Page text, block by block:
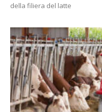
della filiera del latte